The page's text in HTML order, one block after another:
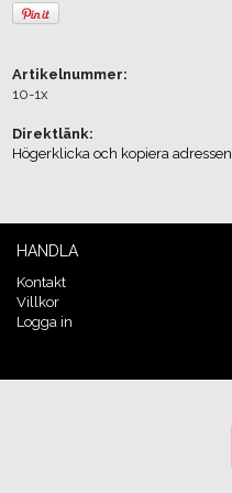
Artikelnummer:
10-1x
Direktlänk:
Högerklicka och kopiera adressen
HANDLA
Kontakt
Villkor
Logga in